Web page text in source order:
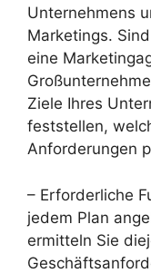
Unternehmens
Marketings.
eine
Ziele Ihres
feststellen,
Anforderungen
– Erforderliche
jedem Plan
ermitteln Sie